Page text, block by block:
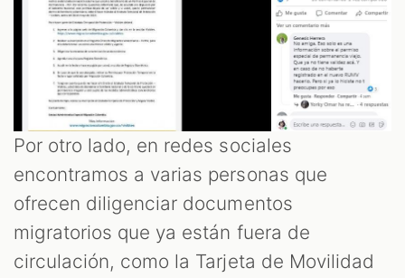
Por otro lado, en redes sociales
encontramos a varias personas que
ofrecen diligenciar documentos
migratorios que ya están fuera de
circulación, como la Tarjeta de Movilidad